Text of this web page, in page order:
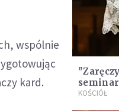
wspólnie
kard.
zostało
KOŚCIÓŁ